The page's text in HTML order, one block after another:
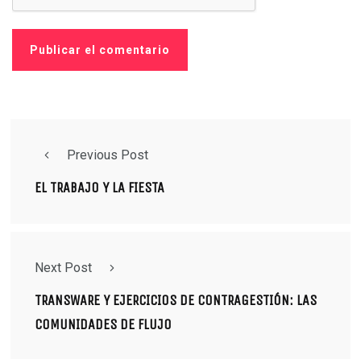
Previous Post
EL TRABAJO Y LA FIESTA
Next Post
TRANSWARE Y EJERCICIOS DE CONTRAGESTIÓN: LAS
COMUNIDADES DE FLUJO